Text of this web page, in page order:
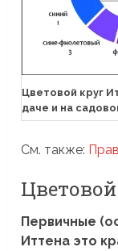
Цветовой круг
даче и на
См. также:
Первичные
Иттена это